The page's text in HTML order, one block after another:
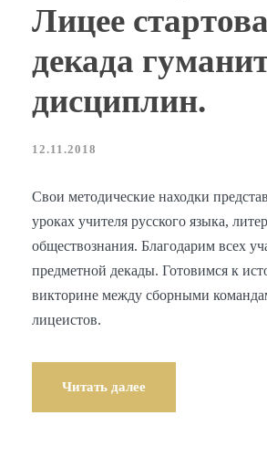
Лицее
декада
дисциплин.
12.11.2018
Свои методические находки
уроках учителя русского языка,
обществознания. Благодарим всех
предметной декады. Готовимся к
викторине между сборными
лицеистов.
Читать далее